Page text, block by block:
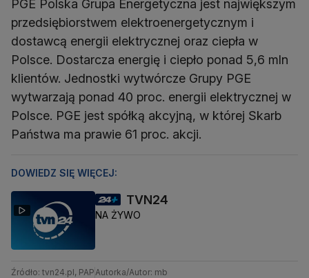
PGE Polska Grupa Energetyczna jest największym
przedsiębiorstwem elektroenergetycznym i
dostawcą energii elektrycznej oraz ciepła w
Polsce. Dostarcza energię i ciepło ponad 5,6 mln
klientów. Jednostki wytwórcze Grupy PGE
wytwarzają ponad 40 proc. energii elektrycznej w
Polsce. PGE jest spółką akcyjną, w której Skarb
Państwa ma prawie 61 proc. akcji.
DOWIEDZ SIĘ WIĘCEJ:
TVN24
NA ŻYWO
Źródło: tvn24.pl, PAP Autorka/Autor: mb